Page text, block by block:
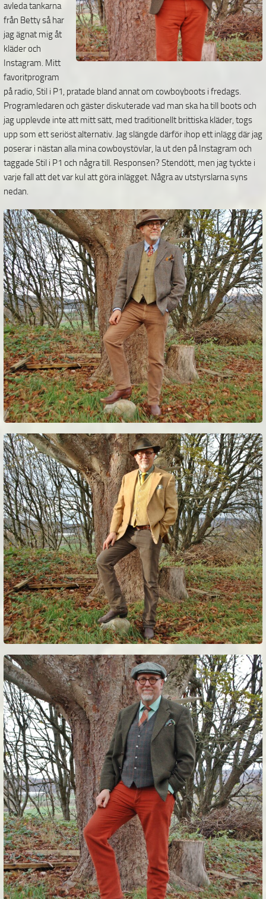
avleda tankarna
från Betty så har
jag ägnat mig åt
kläder och
Instagram. Mitt
favoritprogram
på radio, Stil i P1, pratade bland annat om cowboyboots i fredags.
Programledaren och gäster diskuterade vad man ska ha till boots och
jag upplevde inte att mitt sätt, med traditionellt brittiska kläder, togs
upp som ett seriöst alternativ. Jag slängde därför ihop ett inlägg där jag
poserar i nästan alla mina cowboystövlar, la ut den på Instagram och
taggade Stil i P1 och några till. Responsen? Stendött, men jag tyckte i
varje fall att det var kul att göra inlägget. Några av utstyrslarna syns
nedan.